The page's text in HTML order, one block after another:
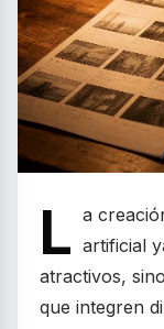
L a
artificial
atractivos,
que integren